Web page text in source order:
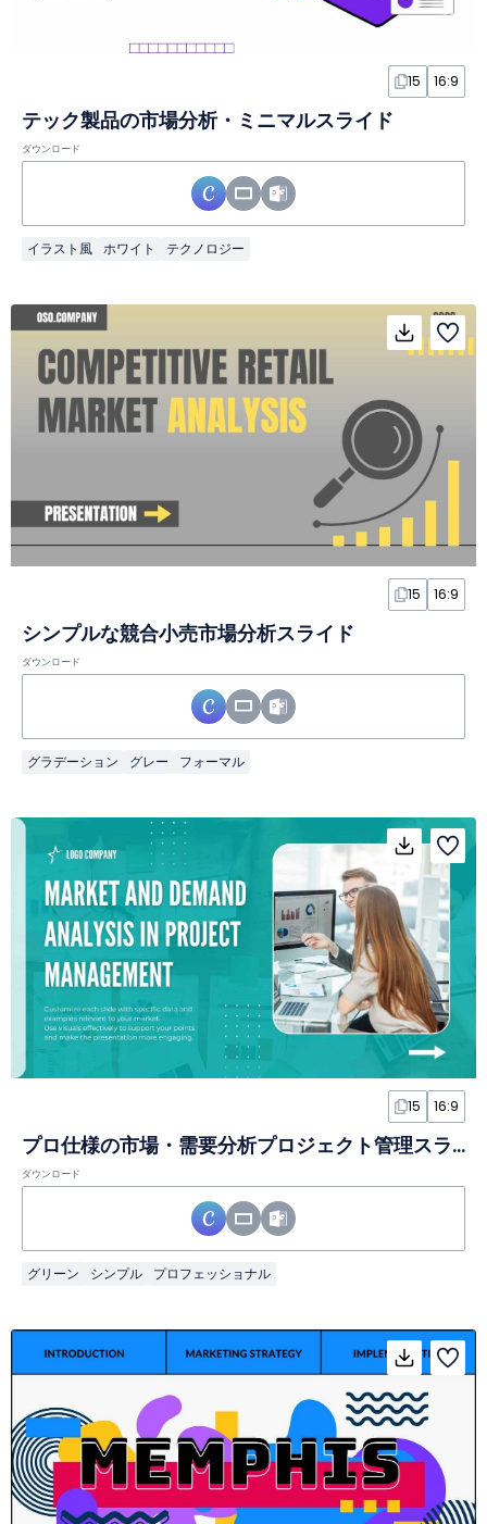
15 16:9
テック製品の市場分析・ミニマルスライド
ダウンロード
イラスト風 ホワイト テクノロジー
15 16:9
シンプルな競合小売市場分析スライド
ダウンロード
グラデーション グレー フォーマル
15 16:9
プロ仕様の市場・需要分析プロジェクト管理スライド
ダウンロード
グリーン シンプル プロフェッショナル